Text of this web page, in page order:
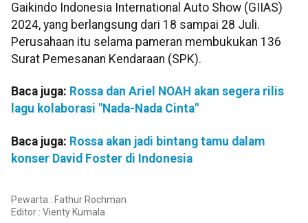
Gaikindo Indonesia International Auto Show (GIIAS)
2024, yang berlangsung dari 18 sampai 28 Juli.
Perusahaan itu selama pameran membukukan 136
Surat Pemesanan Kendaraan (SPK).
Baca juga: Rossa dan Ariel NOAH akan segera rilis
lagu kolaborasi "Nada-Nada Cinta"
Baca juga: Rossa akan jadi bintang tamu dalam
konser David Foster di Indonesia
Pewarta : Fathur Rochman
Editor : Vienty Kumala